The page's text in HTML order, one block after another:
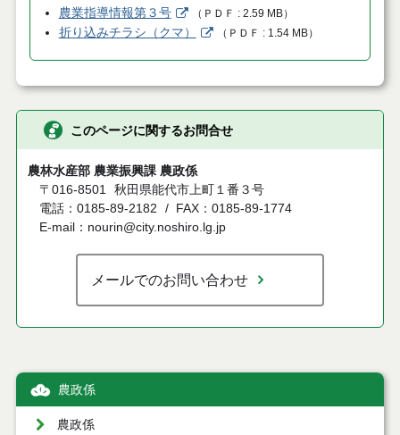
農業指導情報第３号 （ ＰＤＦ 2.59 MB）
折り込みチラシ（クマ） （ ＰＤＦ 1.54 MB）
このページに関するお問合せ
農林水産部 農業振興課 農政係
〒016-8501 秋田県能代市上町１番３号
電話：0185-89-2182
FAX：0185-89-1774
E-mail：nourin@city.noshiro.lg.jp
メールでのお問い合わせ
農政係
農政係